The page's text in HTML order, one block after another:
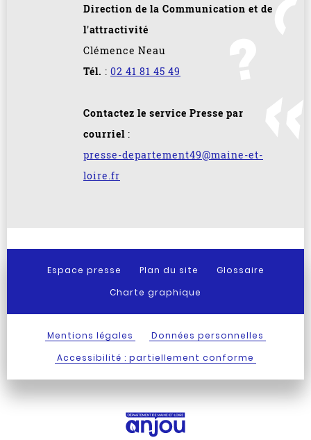
Direction de la Communication et de
l'attractivité
Clémence Neau
Tél. : 02 41 81 45 49
Contactez le service Presse par
courriel :
presse-departement49@maine-et-
loire.fr
Espace presse Plan du site
Glossaire
Charte graphique
Mentions légales
Données personnelles
Accessibilité : partiellement conforme